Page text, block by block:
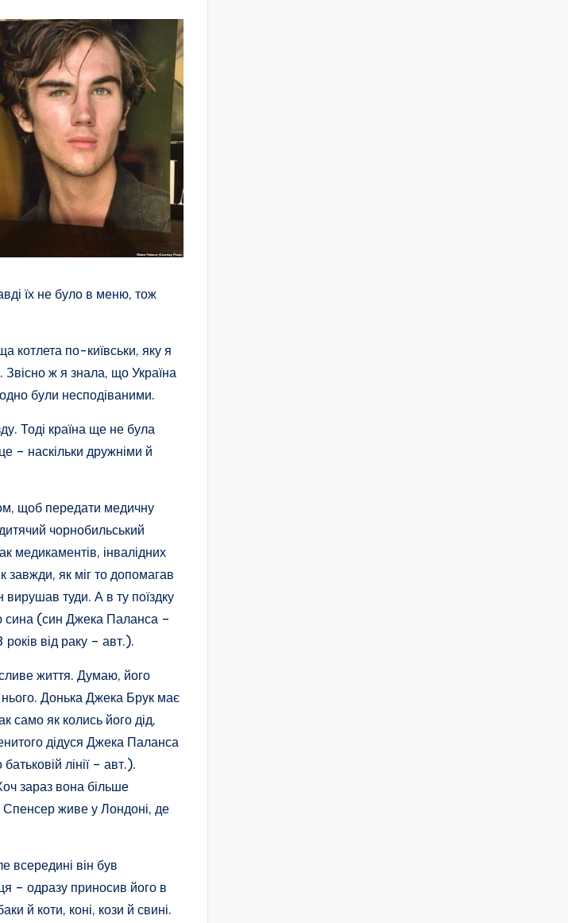
їх не було в меню, тож
котлета по-київськи, яку я
ж я знала, що Україна
були несподіваними.
Тоді країна ще не була
– наскільки дружніми й
щоб передати медичну
чорнобильський
медикаментів, інвалідних
завжди, як міг то допомагав
вирушав туди. А в ту поїздку
сина (син Джека Паланса –
від раку – авт.).
життя. Думаю, його
Донька Джека Брук має
само як колись його дід,
дідуся Джека Паланса
лінії – авт.).
зараз вона більше
живе у Лондоні, де
всередині він був
– одразу приносив його в
й коти, коні, кози й свині.